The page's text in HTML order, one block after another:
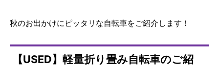
秋のお出かけにピッタリな自転車をご紹介します！
【USED】軽量折り畳み自転車のご紹